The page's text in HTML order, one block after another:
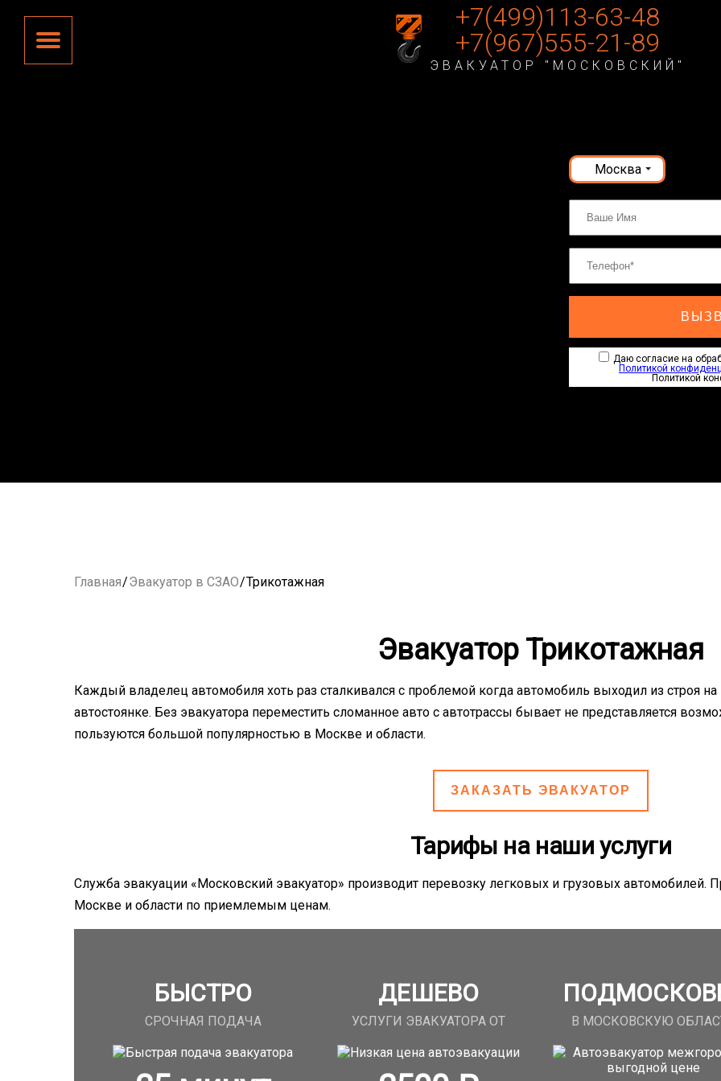
+7(499)113-63-48
+7(967)555-21-89
ЭВАКУАТОР "МОСКОВСКИЙ"
Москва
Даю согласие на
Политикой
Политикой
Главная/Эвакуатор в СЗАО/Трикотажная
Эвакуатор Трикотажная
Каждый владелец автомобиля хоть раз сталкивался с проблемой когда автомобиль выходил из строя
автостоянке. Без эвакуатора переместить сломанное авто с автотрассы бывает не представляется
пользуются большой популярностью в Москве и области.
ЗАКАЗАТЬ ЭВАКУАТОР
Тарифы на наши услуги
Служба эвакуации «Московский эвакуатор» производит перевозку легковых и грузовых автомобилей.
Москве и области по приемлемым ценам.
БЫСТРО
СРОЧНАЯ ПОДАЧА
ДЕШЕВО
УСЛУГИ ЭВАКУАТОРА ОТ В МОСКОВСКУЮ